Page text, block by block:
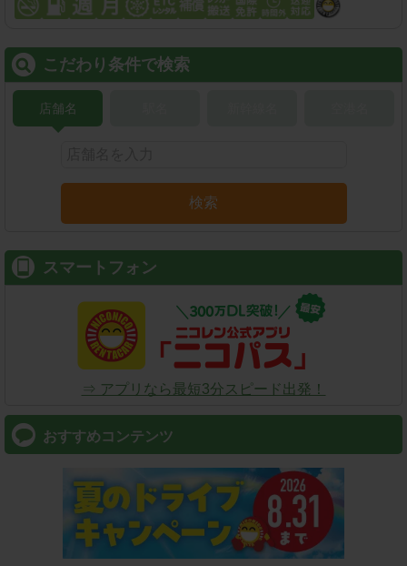
こだわり条件で検索
店舗名
検索
スマートフォン
⇒ アプリなら最短3分スピード出発！
おすすめコンテンツ